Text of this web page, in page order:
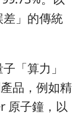
」的傳統
「算力」
品，例如精
原子鐘，以